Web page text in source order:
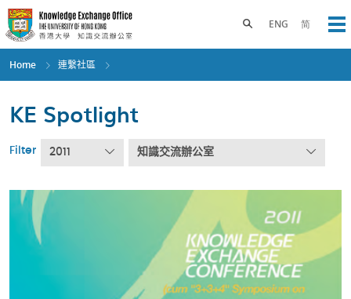
Skip
to
main
content
ENG 简
Toggle search panel
Home 連繫社區
KE Spotlight
Filter 2011 知識交流辦公室